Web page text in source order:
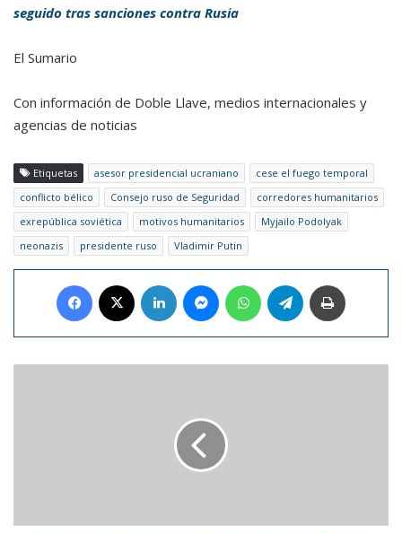
seguido tras sanciones contra Rusia
El Sumario
Con información de Doble Llave, medios internacionales y
agencias de noticias
Etiquetas asesor presidencial ucraniano
cese el fuego temporal
conflicto bélico
Consejo ruso de Seguridad
corredores humanitarios
exrepública soviética
motivos humanitarios
Myjailo Podolyak
neonazis
presidente ruso Vladimir Putin
Facebook LinkedIn MessengerWhatsAppTelegram
gala